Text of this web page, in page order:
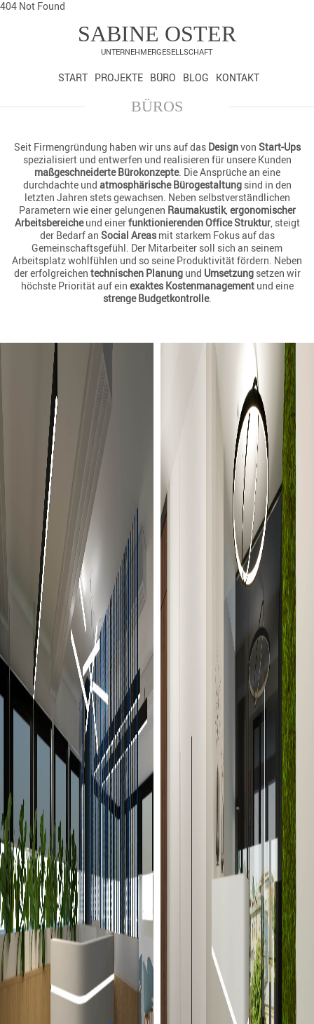
404 Not Found
START PROJEKTE BÜRO BLOG KONTAKT
SABINE OSTER
UNTERNEHMERGESELLSCHAFT
BÜROS
Seit Firmengründung haben wir uns auf das Designvon Start-Ups
spezialisiert und entwerfen und realisieren für unsere Kunden
maßgeschneiderte Bürokonzepte. Die Ansprüche an eine
durchdachte und atmosphärische Bürogestaltungsind in den
letzten Jahren stets gewachsen. Neben selbstverständlichen
Parametern wie einer gelungenen Raumakustik,ergonomischer
Arbeitsbereicheund einerfunktionierenden Office Struktur, steigt
der Bedarf an Social Areasmit starkem Fokus auf das
Gemeinschaftsgefühl. Der Mitarbeiter soll sich an seinem
Arbeitsplatz wohlfühlen und so seine Produktivität fördern. Neben
der erfolgreichen technischen Planungund Umsetzungsetzen wir
höchste Priorität auf ein exaktes Kostenmanagementund eine
strenge Budgetkontrolle.